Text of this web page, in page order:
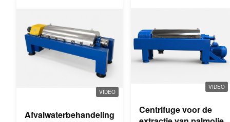
VIDEO
Afvalwaterbehandeling
VIDEO
Centrifuge voor de